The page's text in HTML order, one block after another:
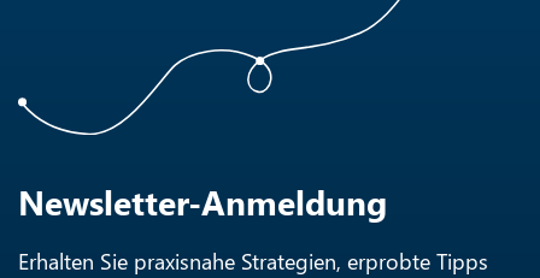
Newsletter-Anmeldung
Erhalten Sie praxisnahe Strategien, erprobte Tipps